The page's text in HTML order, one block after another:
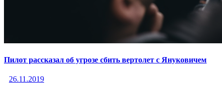
Пилот рассказал об угрозе сбить вертолет с Януковичем
26.11.2019